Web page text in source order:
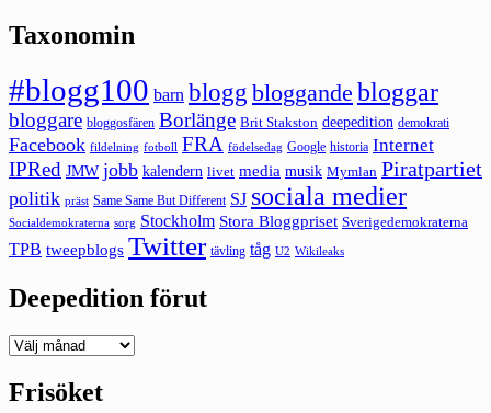
Taxonomin
#blogg100 barn blogg bloggande bloggar
bloggare bloggosfären Borlänge Brit Stakston deepedition demokrati
Facebook fildelning fotboll FRA födelsedag Google historia Internet
IPRed JMW jobb kalendern livet media musik Mymlan Piratpartiet
politik präst Same Same But Different SJ sociala medier
Socialdemokraterna sorg Stockholm Stora Bloggpriset Sverigedemokraterna
TPB tweepblogs Twitter tävling tåg U2 Wikileaks
Deepedition förut
Deepedition
Frisöket